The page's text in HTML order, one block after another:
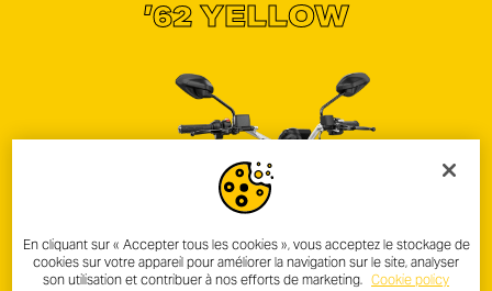
’62 YELLOW
En cliquant sur « Accepter tous les cookies », vous acceptez le stockage de
cookies sur votre appareil pour améliorer la navigation sur le site, analyser
son utilisation et contribuer à nos efforts de marketing. Cookie policy